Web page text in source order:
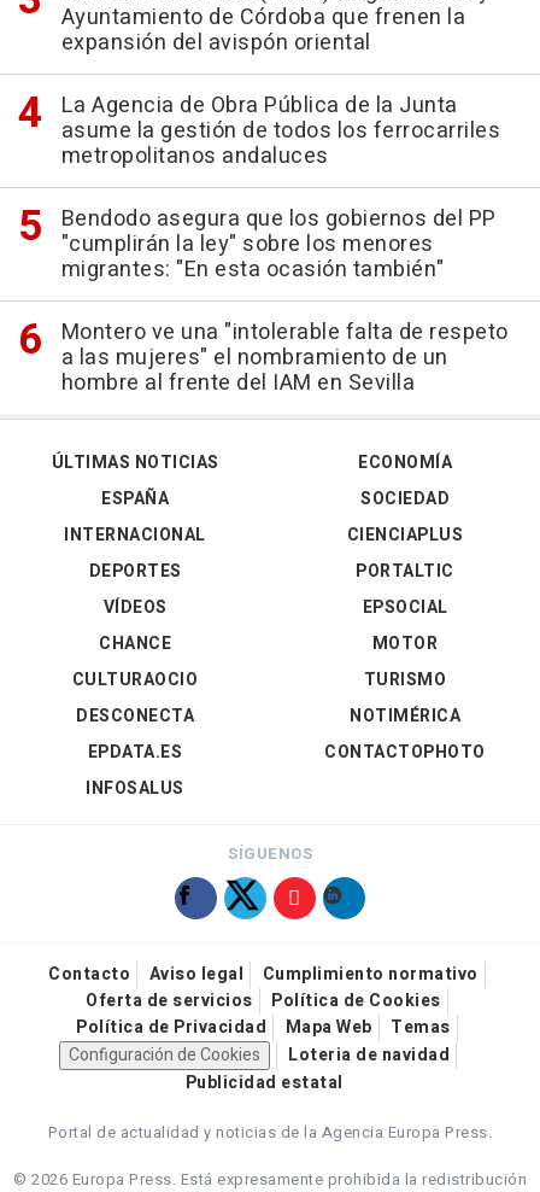
Ayuntamiento de Córdoba que frenen la
expansión del avispón oriental
La Agencia de Obra Pública de la Junta
asume la gestión de todos los ferrocarriles
metropolitanos andaluces
Bendodo asegura que los gobiernos del PP
"cumplirán la ley" sobre los menores
migrantes: "En esta ocasión también"
Montero ve una "intolerable falta de respeto
a las mujeres" el nombramiento de un
hombre al frente del IAM en Sevilla
ÚLTIMAS NOTICIAS
ESPAÑA
INTERNACIONAL
DEPORTES
VÍDEOS
ECONOMÍA
SOCIEDAD
CIENCIAPLUS
PORTALTIC
EPSOCIAL
CHANCE
CULTURAOCIO
DESCONECTA
EPDATA.ES
INFOSALUS
MOTOR
TURISMO
NOTIMÉRICA
CONTACTOPHOTO
SÍGUENOS
Contacto Aviso legal
Cumplimiento normativo
Oferta de servicios
Política de Cookies
Política de Privacidad
Mapa Web
Temas
Configuración de Cookies
Loteria de navidad
Publicidad estatal
Portal de actualidad y noticias de la Agencia Europa Press.
© 2026 Europa Press. Está expresamente prohibida la redistribución